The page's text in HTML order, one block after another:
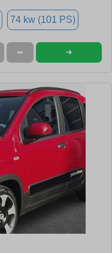
74 kw (101 PS)
➦ ➜